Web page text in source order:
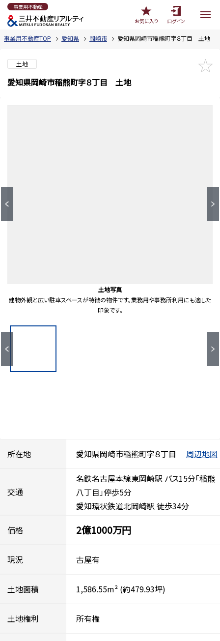
事業用不動産
お気に入り
ログイン
事業用不動産TOP 愛知県 岡崎市 愛知県岡崎市稲熊町字８丁目 土地
土地
愛知県岡崎市稲熊町字８丁目 土地
地形図
土地写真
建物外観と広い駐車スペースが特徴の物件です。業務用や事務所利用にも適した
印象です。
土地写真
前面道路と建物外観の様子です。広めの道路に面し、駐車スペースも確保されてい
ます。
土地写真
建物外観と広い駐車スペースが特徴の物件です。業務用や事務所利用にも適した
印象です。
土地写真
前面道路と建物外観の様子です。広めの道路に面し、駐車スペースも確保されてい
ます。
前面道路含む外観
南西側道路。建物横の遊歩道は川沿いに整備され、散歩や通勤時にも利用しやす
い環境です。
前面道路含む外観
南西側道路。建物横の遊歩道は川沿いに整備され、散歩や通勤時にも利用しやす
い環境です。
前面道路含む外観
北東側道路。前面道路は幅員が確保され、周囲には住宅が立ち並ぶ落ち着いた環
境です。
前面道路含む外観
北東側道路。前面道路は幅員が確保され、周囲には住宅が立ち並ぶ落ち着いた環
境です。
アミカ岡崎店（約700ｍ）
ドミー稲熊店（約600ｍ）
セブンイレブン岡崎稲熊町店（約550ｍ）
スギ薬局稲熊店（約950ｍ）
DCM岡崎店（約1800ｍ）
岡崎市立梅園小学校（約1300ｍ）
岡崎市立甲山中学校（約1200ｍ）
岡崎六供郵便局（約1300ｍ）
岡崎信用金庫稲熊支店（約750ｍ）
梅園公園（約750ｍ）
所在地 愛知県岡崎市稲熊町字８丁目 周辺地図
交通
名鉄名古屋本線東岡崎駅 バス15分「稲熊
八丁目」停歩5分
愛知環状鉄道北岡崎駅 徒歩34分
価格 2億1000万円
現況 古屋有
土地面積 1,586.55m² (約479.93坪)
土地権利 所有権